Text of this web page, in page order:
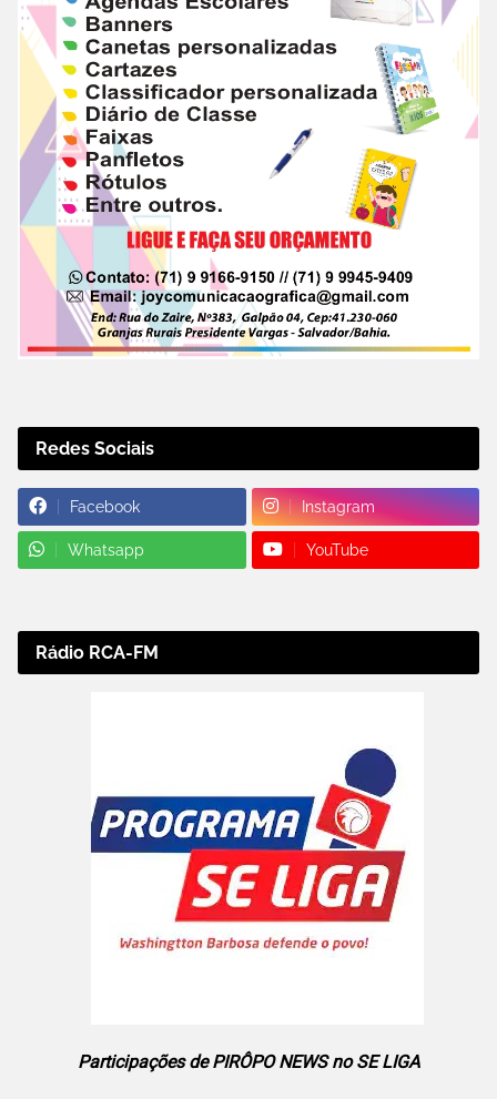
Redes Sociais
Facebook Instagram
Whatsapp YouTube
Rádio RCA-FM
Participações de PIRÔPO NEWS no SE LIGA